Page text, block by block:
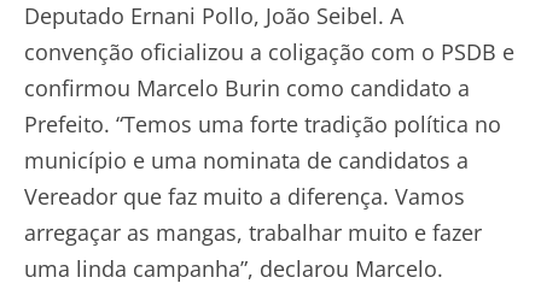
Deputado Ernani Pollo, João Seibel. A
convenção oficializou a coligação com o PSDB e
confirmou Marcelo Burin como candidato a
Prefeito. “Temos uma forte tradição política no
município e uma nominata de candidatos a
Vereador que faz muito a diferença. Vamos
arregaçar as mangas, trabalhar muito e fazer
uma linda campanha”, declarou Marcelo.